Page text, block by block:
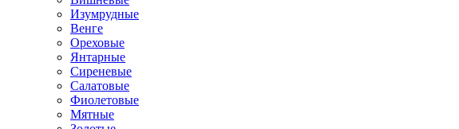
Изумрудные
Венге
Ореховые
Янтарные
Сиреневые
Салатовые
Фиолетовые
Мятные